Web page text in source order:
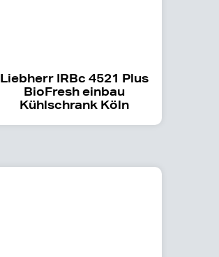
Liebherr IRBc 4521 Plus
BioFresh einbau
Kühlschrank Köln